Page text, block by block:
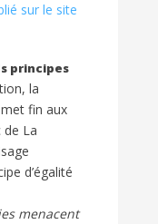
sur le site
principes
la
fin aux
de La
d’égalité
menacent